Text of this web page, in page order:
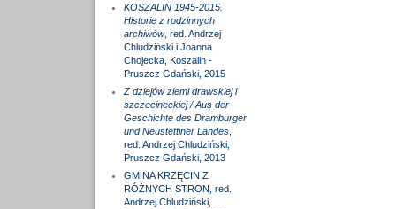
KOSZALIN 1945-2015.
Historie z rodzinnych
archiwów, red. Andrzej
Chludziński i Joanna
Chojecka, Koszalin -
Pruszcz Gdański, 2015
Z dziejów ziemi drawskiej i
szczecineckiej / Aus der
Geschichte des Dramburger
und Neustettiner Landes,
red. Andrzej Chludziński,
Pruszcz Gdański, 2013
GMINA KRZĘCIN Z
RÓŻNYCH STRON, red.
Andrzej Chludziński,